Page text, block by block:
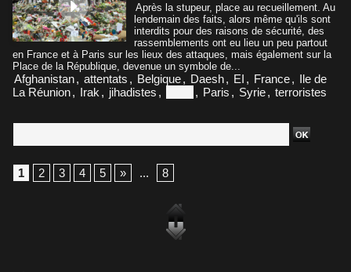
Après la stupeur, place au recueillement. Au
lendemain des faits, alors même qu'ils sont
interdits pour des raisons de sécurité, des
rassemblements ont eu lieu un peu partout
en France et à Paris sur les lieux des attaques, mais également sur la
Place de la République, devenue un symbole de...
Afghanistan, attentats , Belgique, Daesh, EI , France, Ile de
La Réunion, Irak , jihadistes , , Paris , Syrie, terroristes
1 2 3 4 5 » ... 8